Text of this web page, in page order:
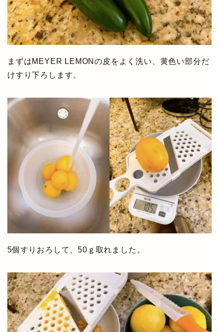
まずはMEYER LEMONの皮をよく洗い、黄色い部分だ
けすり下ろします。
5個すりおろして、50ｇ取れました。